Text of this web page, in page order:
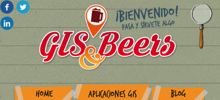
HOME APLICACIONES GIS BLOG